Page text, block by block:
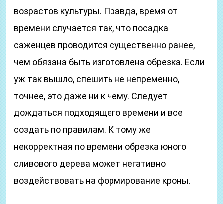
возрастов культуры. Правда, время от
времени случается так, что посадка
саженцев проводится существенно ранее,
чем обязана быть изготовлена обрезка. Если
уж так вышло, спешить не непременно,
точнее, это даже ни к чему. Следует
дождаться подходящего времени и все
создать по правилам. К тому же
некорректная по времени обрезка юного
сливового дерева может негативно
воздействовать на формирование кроны.